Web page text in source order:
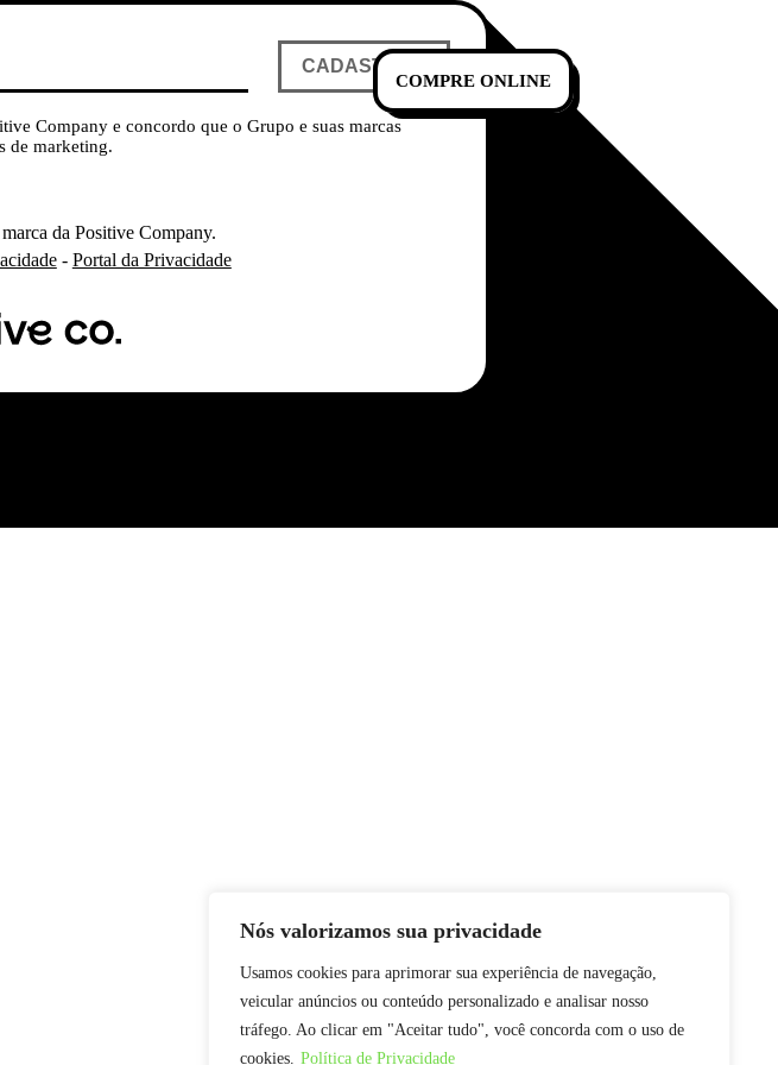
Nós valorizamos sua privacidade
Usamos cookies para aprimorar sua experiência de navegação,
veicular anúncios ou conteúdo personalizado e analisar nosso
tráfego. Ao clicar em "Aceitar tudo", você concorda com o uso de
cookies. Política de Privacidade
COMPRE ONLINE
CADASTRAR
Company e concordo que o Grupo e suas marcas
de marketing.
da Positive Company.
- Portal da Privacidade